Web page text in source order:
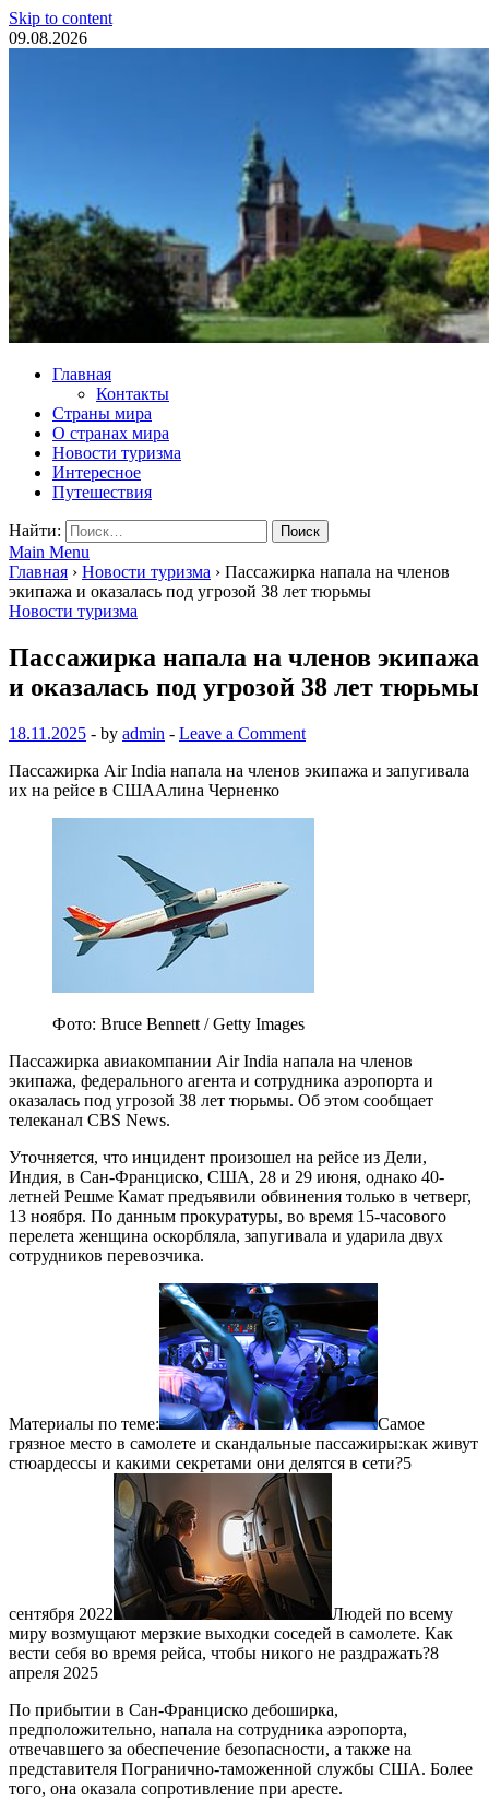
Skip to content
09.08.2026
Туристические новости
Главная
Контакты
Страны мира
О странах мира
Новости туризма
Интересное
Путешествия
Найти:
Main Menu
Главная › Новости туризма › Пассажирка напала на членов
экипажа и оказалась под угрозой 38 лет тюрьмы
Новости туризма
Пассажирка напала на членов экипажа
и оказалась под угрозой 38 лет тюрьмы
18.11.2025 - by admin - Leave a Comment
Пассажирка Air India напала на членов экипажа и запугивала
их на рейсе в СШААлина Черненко
Фото: Bruce Bennett / Getty Images
Пассажирка авиакомпании Air India напала на членов
экипажа, федерального агента и сотрудника аэропорта и
оказалась под угрозой 38 лет тюрьмы. Об этом сообщает
телеканал CBS News.
Уточняется, что инцидент произошел на рейсе из Дели,
Индия, в Сан-Франциско, США, 28 и 29 июня, однако 40-
летней Решме Камат предъявили обвинения только в четверг,
13 ноября. По данным прокуратуры, во время 15-часового
перелета женщина оскорбляла, запугивала и ударила двух
сотрудников перевозчика.
Материалы по теме:
Самое
грязное место в самолете и скандальные пассажиры:как живут
стюардессы и какими секретами они делятся в сети?5
сентября 2022
Людей по всему
миру возмущают мерзкие выходки соседей в самолете. Как
вести себя во время рейса, чтобы никого не раздражать?8
апреля 2025
По прибытии в Сан-Франциско дебоширка,
предположительно, напала на сотрудника аэропорта,
отвечавшего за обеспечение безопасности, а также на
представителя Погранично-таможенной службы США. Более
того, она оказала сопротивление при аресте.